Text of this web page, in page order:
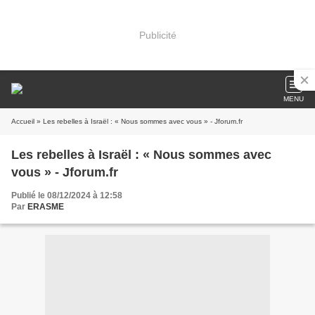
Publicité
MENU
Accueil » Les rebelles à Israël : « Nous sommes avec vous » - Jforum.fr
Les rebelles à Israël : « Nous sommes avec
vous » - Jforum.fr
Publié le 08/12/2024 à 12:58
Par ERASME